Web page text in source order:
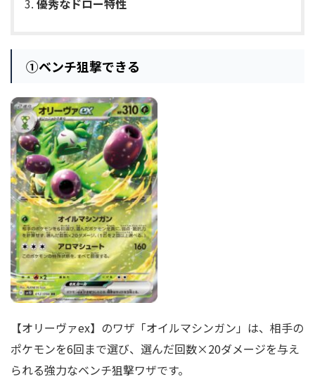
優秀なドロー特性
①ベンチ狙撃できる
【オリーヴァex】のワザ「オイルマシンガン」は、相手の
ポケモンを6回まで選び、選んだ回数×20ダメージを与え
られる強力なベンチ狙撃ワザです。